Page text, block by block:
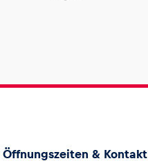
Öffnungszeiten & Kontakt